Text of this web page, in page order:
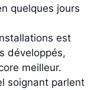
quelques jours
est
développés,
meilleur.
soignant parlent